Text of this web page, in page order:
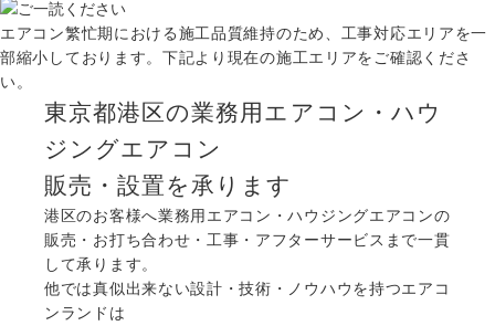
エアコン繁忙期における施工品質維持のため、工事対応エリアを一
部縮小しております。下記より現在の施工エリアをご確認くださ
い。
東京都港区の業務用エアコン・ハウ
ジングエアコン
販売・設置を承ります
港区のお客様へ業務用エアコン・ハウジングエアコンの
販売・お打ち合わせ・工事・アフターサービスまで一貫
して承ります。
他では真似出来ない設計・技術・ノウハウを持つエアコ
ンランドは